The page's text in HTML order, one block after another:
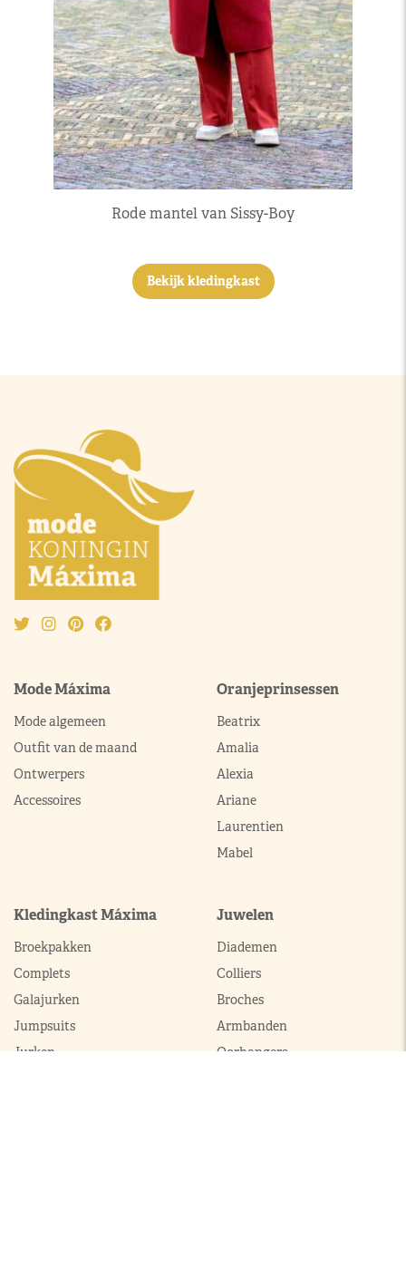
Rode mantel van Sissy-Boy
Bekijk kledingkast
Mode Máxima
Mode algemeen
Outfit van de maand
Ontwerpers
Accessoires
Oranjeprinsessen
Beatrix
Amalia
Alexia
Ariane
Laurentien
Mabel
Kledingkast Máxima
Broekpakken
Complets
Galajurken
Jumpsuits
Jurken
Juwelen
Diademen
Colliers
Broches
Armbanden
Oorhangers